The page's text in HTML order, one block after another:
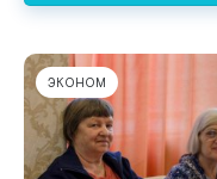
ЭКОНОМ